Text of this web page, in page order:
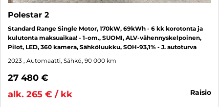
Polestar 2
Standard Range Single Motor, 170kW, 69kWh - 6 kk korotonta ja
kulutonta maksuaikaa! - 1-om., SUOMI, ALV-vähennyskelpoinen,
Pilot, LED, 360 kamera, Sähköluukku, SOH-93,1% - J. autoturva
2023 , Automaatti, Sähkö, 90 000 km
27 480 €
alk. 265 € / kk
raisio